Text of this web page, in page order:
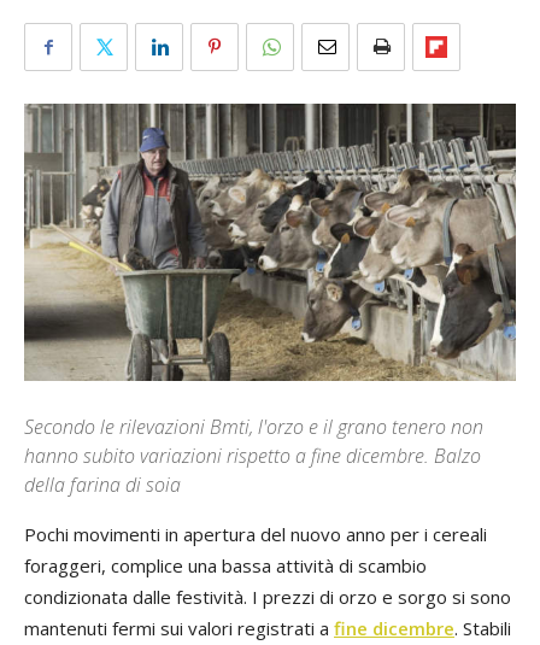
Secondo le rilevazioni Bmti, l'orzo e il grano tenero non
hanno subito variazioni rispetto a fine dicembre. Balzo
della farina di soia
Pochi movimenti in apertura del nuovo anno per i cereali
foraggeri, complice una bassa attività di scambio
condizionata dalle festività. I prezzi di orzo e sorgo si sono
mantenuti fermi sui valori registrati a fine dicembre. Stabili